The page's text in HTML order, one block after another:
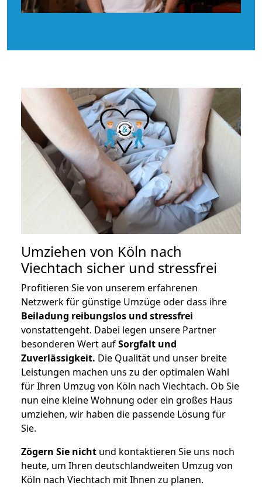
Umziehen von Köln nach
Viechtach sicher und stressfrei
Profitieren Sie von unserem erfahrenen
Netzwerk für günstige Umzüge oder dass ihre
Beiladung reibungslos und stressfrei
vonstattengeht. Dabei legen unsere Partner
besonderen Wert aufSorgfalt und
Zuverlässigkeit. Die Qualität und unser breite
Leistungen machen uns zu der optimalen Wahl
für Ihren Umzug von Köln nach Viechtach. Ob Sie
nun eine kleine Wohnung oder ein großes Haus
umziehen, wir haben die passende Lösung für
Sie.
Zögern Sie nicht und kontaktieren Sie uns noch
heute, um Ihren deutschlandweiten Umzug von
Köln nach Viechtach mit Ihnen zu planen.